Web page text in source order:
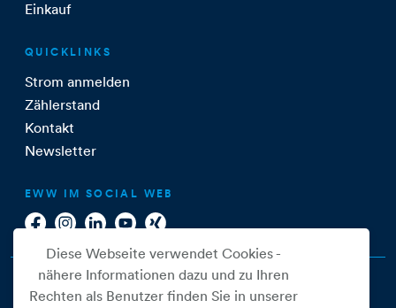
Einkauf
QUICKLINKS
Strom anmelden
Zählerstand
Kontakt
Newsletter
EWW IM SOCIAL WEB
Diese Webseite verwendet Cookies -
nähere Informationen dazu und zu Ihren
Rechten als Benutzer finden Sie in unserer